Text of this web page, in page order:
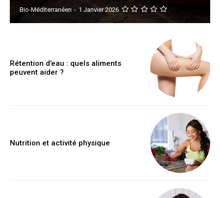
Bio-Méditerranéen - 1 Janvier 2026
Rétention d’eau : quels aliments
peuvent aider ?
Nutrition et activité physique